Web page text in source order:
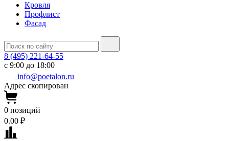
Кровля
Профлист
Фасад
8 (495) 221-64-55
с 9:00 до 18:00
info@poetalon.ru
Адрес скопирован
0 позиций
0.00 ₽